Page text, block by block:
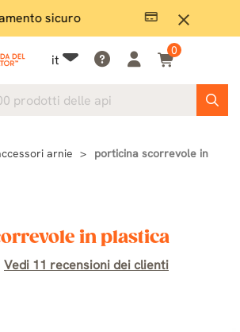
close
sicuro
it
0
arnie
porticina scorrevole in
in plastica
Vedi 11 recensioni dei clienti